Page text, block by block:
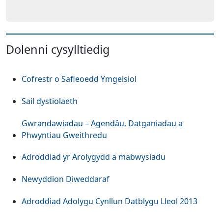
Dolenni cysylltiedig
Cofrestr o Safleoedd Ymgeisiol
Sail dystiolaeth
Gwrandawiadau – Agendâu, Datganiadau a
Phwyntiau Gweithredu
Adroddiad yr Arolygydd a mabwysiadu
Newyddion Diweddaraf
Adroddiad Adolygu Cynllun Datblygu Lleol 2013